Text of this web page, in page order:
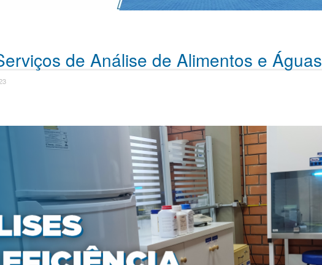
de Análise de Alimentos e Águas